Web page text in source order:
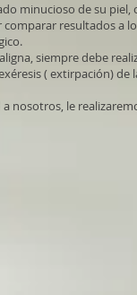
minucioso de su piel,
resultados a
siempre debe
( extirpación) de
nosotros, le